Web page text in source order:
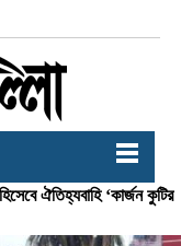
ঐতিহ্যবাহি ‘কার্জন কুটির